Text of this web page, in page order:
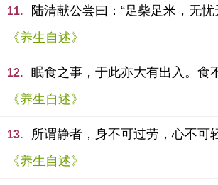
11.
陆清献公尝曰：“足柴足米，无
《养生自述》
12.
眠食之事，于此亦大有出入。食
《养生自述》
13.
所谓静者，身不可过劳，心不可
《养生自述》